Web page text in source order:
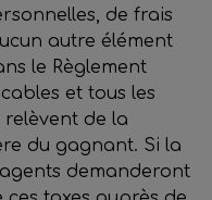
de frais
autre élément
le Règlement
et tous les
relèvent de la
du gagnant. Si la
agents demanderont